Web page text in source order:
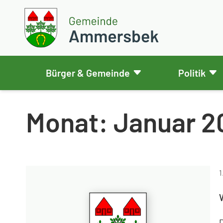
Weiter zum Inhalt
Skip to footer
Gemeinde Ammersbek
Bürger & Gemeinde Politik
Monat: Januar